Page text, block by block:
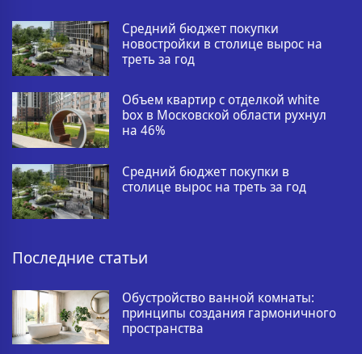
Средний бюджет покупки
новостройки в столице вырос на
треть за год
Объем квартир с отделкой white
box в Московской области рухнул
на 46%
Средний бюджет покупки в
столице вырос на треть за год
Последние статьи
Обустройство ванной комнаты:
принципы создания гармоничного
пространства